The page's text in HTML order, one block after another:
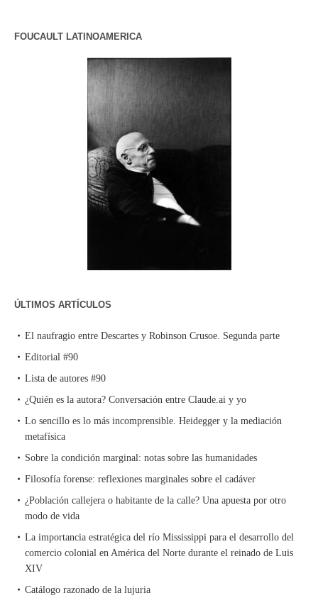
FOUCAULT LATINOAMERICA
ÚLTIMOS ARTÍCULOS
El naufragio entre Descartes y Robinson Crusoe. Segunda parte
Editorial #90
Lista de autores #90
¿Quién es la autora? Conversación entre Claude.ai y yo
Lo sencillo es lo más incomprensible. Heidegger y la mediación
metafísica
Sobre la condición marginal: notas sobre las humanidades
Filosofía forense: reflexiones marginales sobre el cadáver
¿Población callejera o habitante de la calle? Una apuesta por otro
modo de vida
La importancia estratégica del río Mississippi para el desarrollo del
comercio colonial en América del Norte durante el reinado de Luis
XIV
Catálogo razonado de la lujuria